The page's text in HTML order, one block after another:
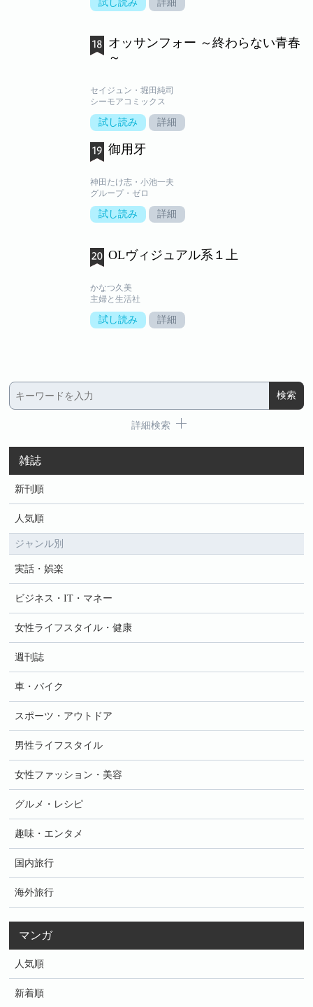
試し読み 詳細
オッサンフォー ～終わらない青春
～
セイジュン・堀田純司
シーモアコミックス
試し読み 詳細
御用牙
神田たけ志・小池一夫
グループ・ゼロ
試し読み 詳細
OLヴィジュアル系１上
かなつ久美
主婦と生活社
試し読み 詳細
詳細検索
雑誌
新刊順
人気順
ジャンル別
実話・娯楽
ビジネス・IT・マネー
女性ライフスタイル・健康
週刊誌
車・バイク
スポーツ・アウトドア
男性ライフスタイル
女性ファッション・美容
グルメ・レシピ
趣味・エンタメ
国内旅行
海外旅行
マンガ
人気順
新着順